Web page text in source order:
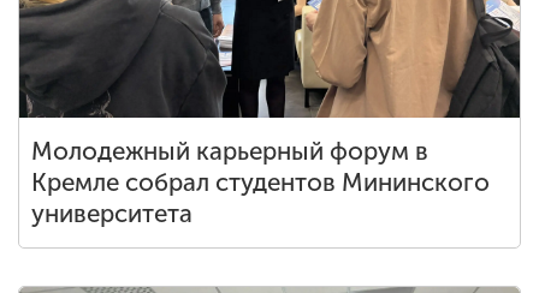
Молодежный карьерный форум в
Кремле собрал студентов Мининского
университета